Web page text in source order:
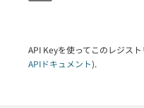
API Keyを使ってこのレジス
APIドキュメント).